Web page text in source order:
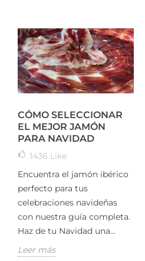
CÓMO SELECCIONAR
EL MEJOR JAMÓN
PARA NAVIDAD
1436 Like
Encuentra el jamón ibérico
perfecto para tus
celebraciones navideñas
con nuestra guía completa.
Haz de tu Navidad una...
Leer más